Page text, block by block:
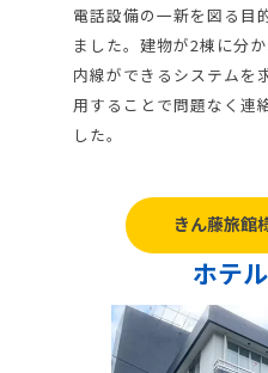
電話設備の一新を図る目
ました。建物が2棟に分
内線ができるシステムを
用することで問題なく連
した。
きん藤旅館
ホテ